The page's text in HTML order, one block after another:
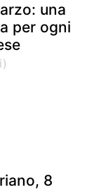
una
per ogni
8